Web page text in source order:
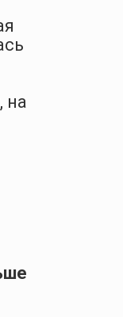
на